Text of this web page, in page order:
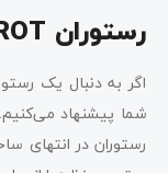
رستوران RADA BEACH BISTROT
شما پیشنهاد